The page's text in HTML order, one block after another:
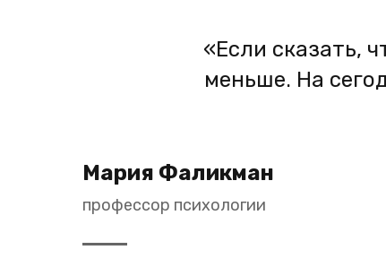
«Если сказать,
меньше. На
Мария Фаликман
профессор психологии